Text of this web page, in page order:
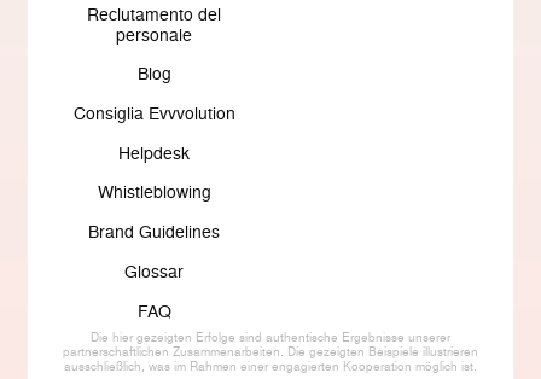
Reclutamento del
personale
Blog
Consiglia Evvvolution
Helpdesk
Whistleblowing
Brand Guidelines
Glossar
FAQ
Die hier gezeigten Erfolge sind authentische Ergebnisse unserer
partnerschaftlichen Zusammenarbeiten. Die gezeigten Beispiele illustrieren
ausschließlich, was im Rahmen einer engagierten Kooperation möglich ist.